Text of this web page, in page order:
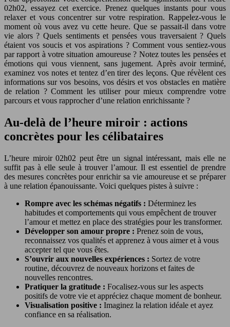
02h02, essayez cet exercice. Prenez quelques instants pour vous
relaxer et vous concentrer sur votre respiration. Rappelez-vous le
moment où vous avez vu cette heure. Que se passait-il dans votre
vie alors ? Quels sentiments et pensées vous traversaient ? Quels
étaient vos soucis et vos aspirations ? Comment vous sentiez-vous
par rapport à votre situation amoureuse ? Notez toutes les pensées et
émotions qui vous viennent, sans jugement. Après avoir terminé,
examinez vos notes et tentez d’en tirer des leçons. Que révèlent ces
informations sur vos besoins, vos désirs et vos obstacles en matière
de relation ? Comment les utiliser pour mieux comprendre votre
parcours et vous rapprocher d’une relation enrichissante ?
Au-delà de l’heure miroir : actions
concrètes pour les célibataires
L’heure miroir 02h02 peut être un signal intéressant, mais elle ne
suffit pas à elle seule à trouver l’amour. Il est essentiel de prendre
des mesures concrètes pour enrichir sa vie amoureuse et se préparer
à une relation épanouissante. Voici quelques pistes à suivre :
Rompre avec les schémas négatifs : Déterminez les
habitudes et comportements qui vous empêchent de trouver
l’amour et mettez en place des stratégies pour les transformer.
Développer son amour propre : Prenez soin de vous,
reconnaissez vos qualités et apprenez à vous aimer et à vous
accepter tel que vous êtes.
S’ouvrir aux nouvelles expériences : Sortez de votre
routine, découvrez de nouveaux horizons et faites de
nouvelles rencontres.
Pratiquer la gratitude : Focalisez-vous sur les aspects
positifs de votre vie et appréciez chaque moment de bonheur.
Visualisation positive : Imaginez la relation idéale et ayez
confiance en sa réalisation.